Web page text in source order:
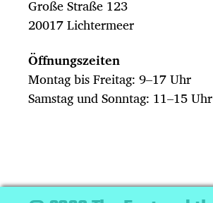
Große Straße 123
20017 Lichtermeer
Öffnungszeiten
Montag bis Freitag: 9–17 Uhr
Samstag und Sonntag: 11–15 Uhr